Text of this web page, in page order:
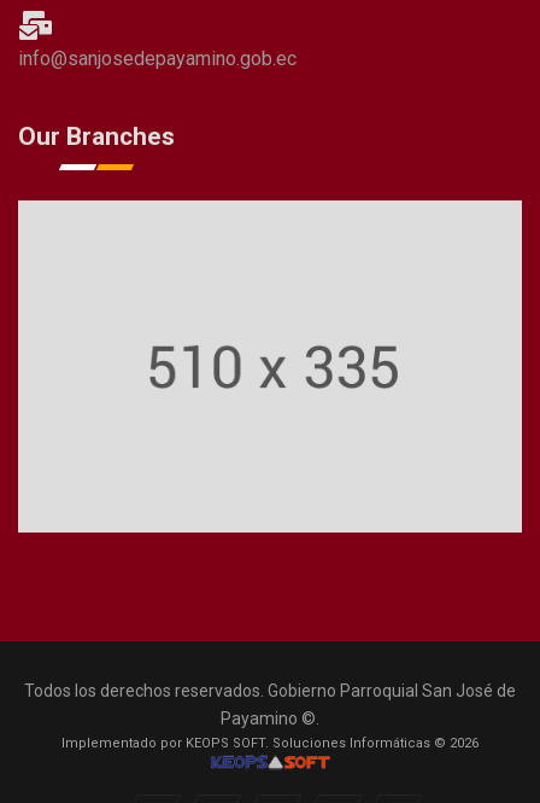
info@sanjosedepayamino.gob.ec
Our Branches
Todos los derechos reservados. Gobierno Parroquial San José de
Payamino ©.
Implementado por KEOPS SOFT. Soluciones Informáticas © 2026